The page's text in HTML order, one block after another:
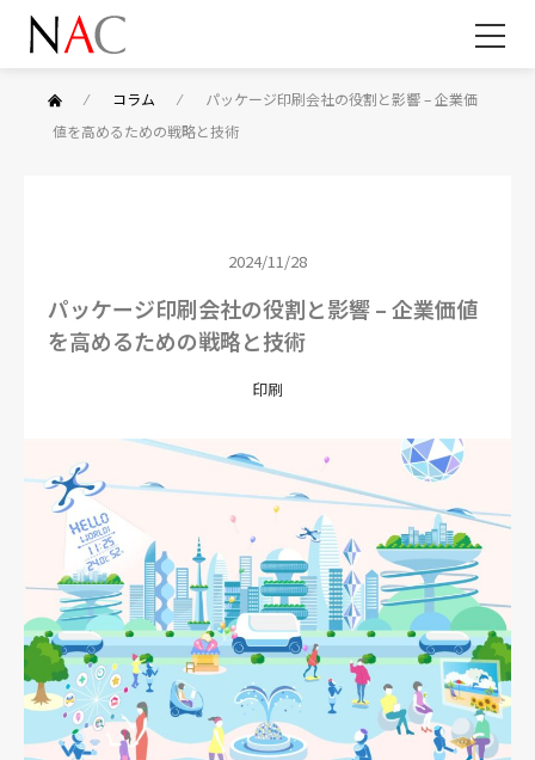
⁄ コラム ⁄
パッケージ印刷会社の役割と影響 – 企業価
値を高めるための戦略と技術
2024/11/28
パッケージ印刷会社の役割と影響 – 企業価値
を高めるための戦略と技術
印刷